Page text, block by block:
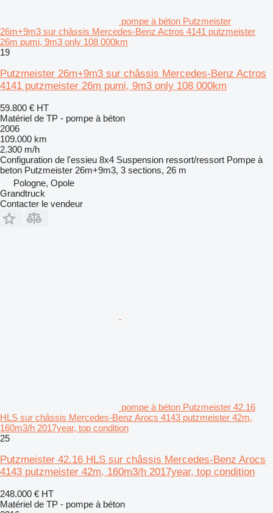
pompe à béton Putzmeister
26m+9m3 sur châssis Mercedes-Benz Actros 4141 putzmeister
26m pumi, 9m3 only 108 000km
19
Putzmeister 26m+9m3 sur châssis Mercedes-Benz Actros
4141 putzmeister 26m pumi, 9m3 only 108 000km
59.800 € HT
Matériel de TP - pompe à béton
2006
109.000 km
2.300 m/h
Configuration de l'essieu 8x4 Suspension ressort/ressort Pompe à
beton Putzmeister 26m+9m3, 3 sections, 26 m
Pologne, Opole
Grandtruck
Contacter le vendeur
pompe à béton Putzmeister 42.16
HLS sur châssis Mercedes-Benz Arocs 4143 putzmeister 42m,
160m3/h 2017year, top condition
25
Putzmeister 42.16 HLS sur châssis Mercedes-Benz Arocs
4143 putzmeister 42m, 160m3/h 2017year, top condition
248.000 € HT
Matériel de TP - pompe à béton